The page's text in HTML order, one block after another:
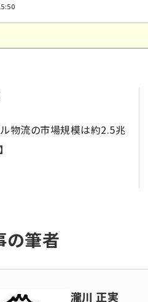
ル物流の市場規模は約2.5兆
の筆者
瀧川 正実